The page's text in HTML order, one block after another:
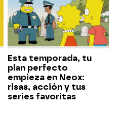
Esta temporada, tu
plan perfecto
empieza en Neox:
risas, acción y tus
series favoritas